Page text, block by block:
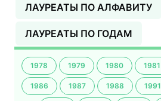
ЛАУРЕАТЫ ПО АЛФАВИТУ
ЛАУРЕАТЫ ПО ГОДАМ
1978 1979 1980 1981
1986 1987 1988 1991